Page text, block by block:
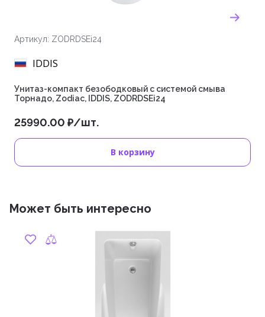
Артикул: ZODRDSEi24
IDDIS
Унитаз-компакт безободковый с системой смыва
Торнадо, Zodiac, IDDIS, ZODRDSEi24
25990.00 ₽/шт.
В корзину
Может быть интересно